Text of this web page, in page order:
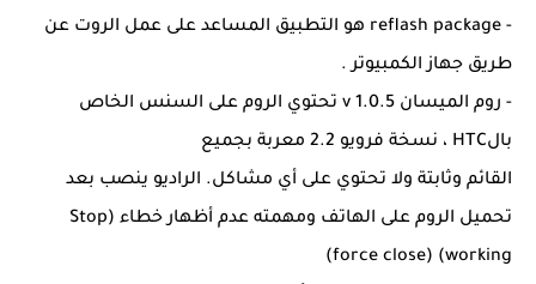
- reflash package هو التطبيق المساعد على عمل الروت عن
طريق جهاز الكمبيوتر .
- روم الميسان v 1.0.5 تحتوي الروم على السنس الخاص
بالHTC ، نسخة فرويو 2.2 معربة بجميع
القائم وثابتة ولا تحتوي على أي مشاكل. الراديو ينصب بعد
تحميل الروم على الهاتف ومهمته عدم أظهار خطاء (Stop
working) (force close)